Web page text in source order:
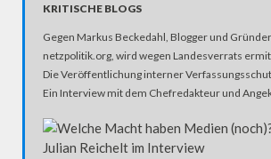
KRITISCHE BLOGS
Gegen Markus Beckedahl, Blogger und
netzpolitik.org, wird wegen Landesverrats
Die Veröffentlichung interner
Ein Interview mit dem Chefredakteur und